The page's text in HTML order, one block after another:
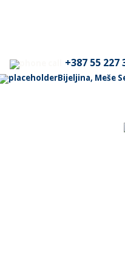
+387 55 227
Bijeljina, Meše